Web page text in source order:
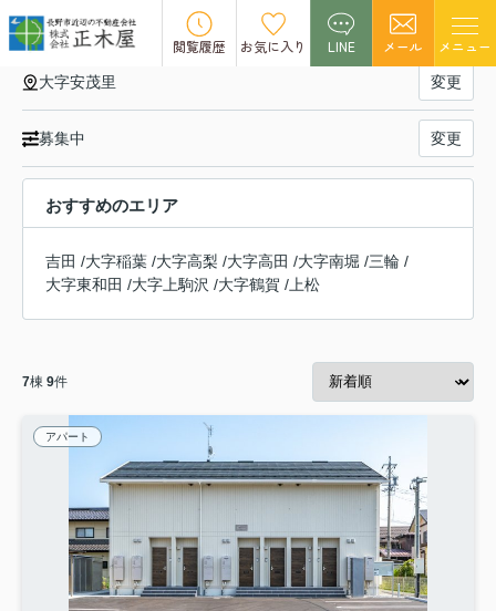
閲覧履歴 お気に入り LINE メール メニュー
大字安茂里の賃貸物件一覧
大字安茂里 変更
募集中 変更
おすすめのエリア
吉田 /大字稲葉 /大字高梨 /大字高田 /大字南堀 /三輪 /
大字東和田 /大字上駒沢 /大字鶴賀 / 上松
7棟 9件
アパート